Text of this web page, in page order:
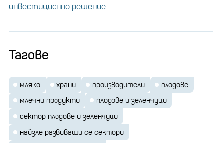
инвестиционно решение.
Тагове
мляко храни производители
плодове
млечни продукти
плодове и зеленчуци
сектор плодове и зеленчуци
найзле развиващи се сектори